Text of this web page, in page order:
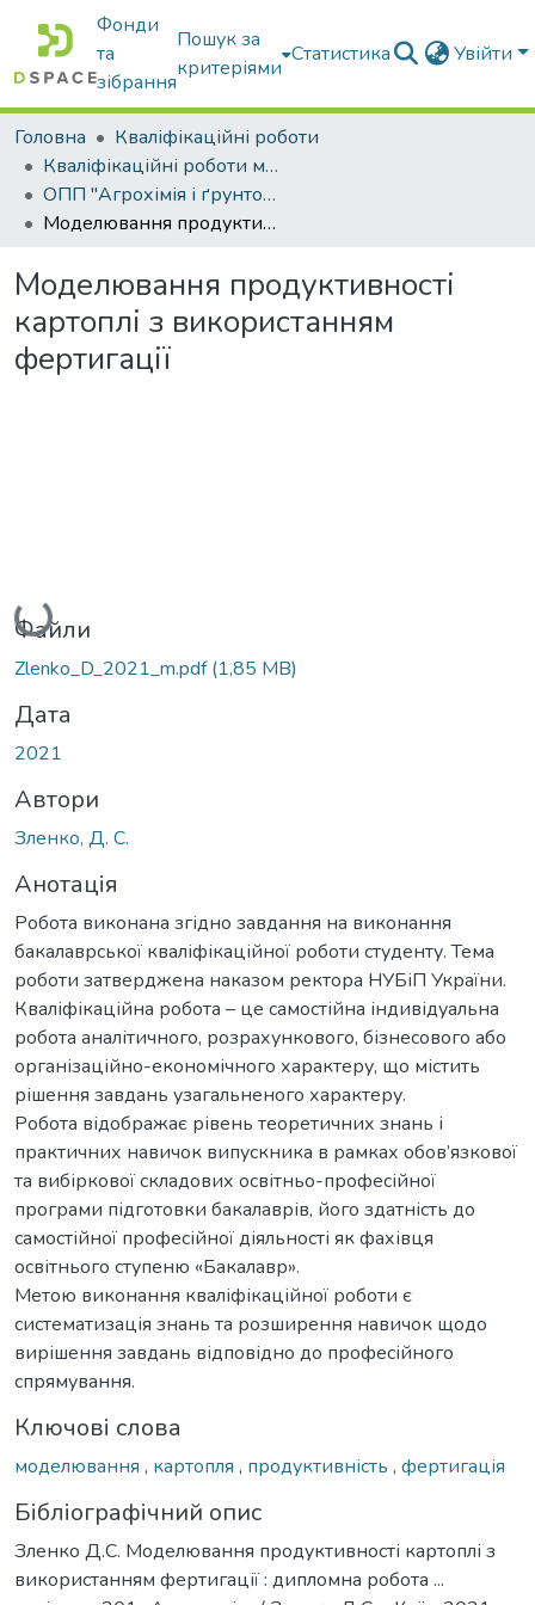
Фонди
та
зібрання
Пошук за
критеріями
Статистика Увійти
Головна
Кваліфікаційні роботи
Кваліфікаційні роботи магістрів
ОПП "Агрохімія і ґрунтознавство"
Моделювання продуктивності картоплі з використанням фертигації
Моделювання продуктивності
картоплі з використанням
фертигації
Вантажиться...
Файли
Zlenko_D_2021_m.pdf(1,85 MB)
Дата
2021
Автори
Зленко, Д. С.
Анотація
Робота виконана згідно завдання на виконання
бакалаврської кваліфікаційної роботи студенту. Тема
роботи затверджена наказом ректора НУБіП України.
Кваліфікаційна робота – це самостійна індивідуальна
робота аналітичного, розрахункового, бізнесового або
організаційно-економічного характеру, що містить
рішення завдань узагальненого характеру.
Робота відображає рівень теоретичних знань і
практичних навичок випускника в рамках обов’язкової
та вибіркової складових освітньо-професійної
програми підготовки бакалаврів, його здатність до
самостійної професійної діяльності як фахівця
освітнього ступеню «Бакалавр».
Метою виконання кваліфікаційної роботи є
систематизація знань та розширення навичок щодо
вирішення завдань відповідно до професійного
спрямування.
Ключові слова
моделювання , картопля , продуктивність , фертигація
Бібліографічний опис
Зленко Д.С. Моделювання продуктивності картоплі з
використанням фертигації : дипломна робота ...